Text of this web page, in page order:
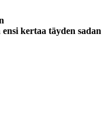
kertaa täyden sadan